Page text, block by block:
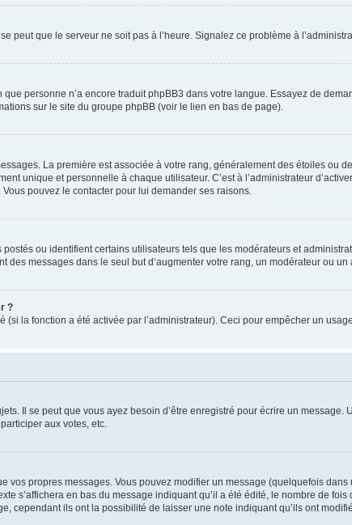
peut que le serveur ne soit pas à l’heure. Signalez ce problème à
personne n’a encore traduit phpBB3 dans votre langue. Essayez de
sur le site du groupe phpBB (voir le lien en bas de page).
La première est associée à votre rang, généralement des étoiles ou
unique et personnelle à chaque utilisateur. C’est à l’administrateur
pouvez le contacter pour lui demander ses raisons.
ou identifient certains utilisateurs tels que les modérateurs et
des messages dans le seul but d’augmenter votre rang, un modérateur ou
?
la fonction a été activée par l’administrateur). Ceci pour empêcher un
Il se peut que vous ayez besoin d’être enregistré pour écrire un
participer aux votes, etc.
vos propres messages. Vous pouvez modifier un message (quelquefois
s’affichera en bas du message indiquant qu’il a été édité, le nombre de
cependant ils ont la possibilité de laisser une note indiquant qu’ils ont